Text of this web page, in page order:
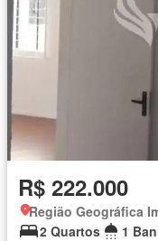
R$ 222.000
2 Quartos
1